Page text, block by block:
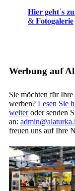
𝐇𝐢𝐞𝐫 𝐠𝐞𝐡𝐭´𝐬
& 𝐅𝐨𝐭𝐨𝐠𝐚𝐥𝐞𝐫𝐢𝐞
Werbung auf
Sie möchten für
werben? Lesen Sie
weiteroder senden
an:
freuen uns auf Ihre